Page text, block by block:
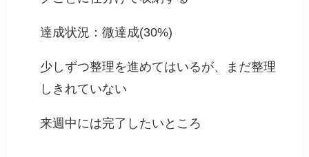
達成状況：微達成(30%)
少しずつ整理を進めてはいるが、まだ整理
しきれていない
来週中には完了したいところ